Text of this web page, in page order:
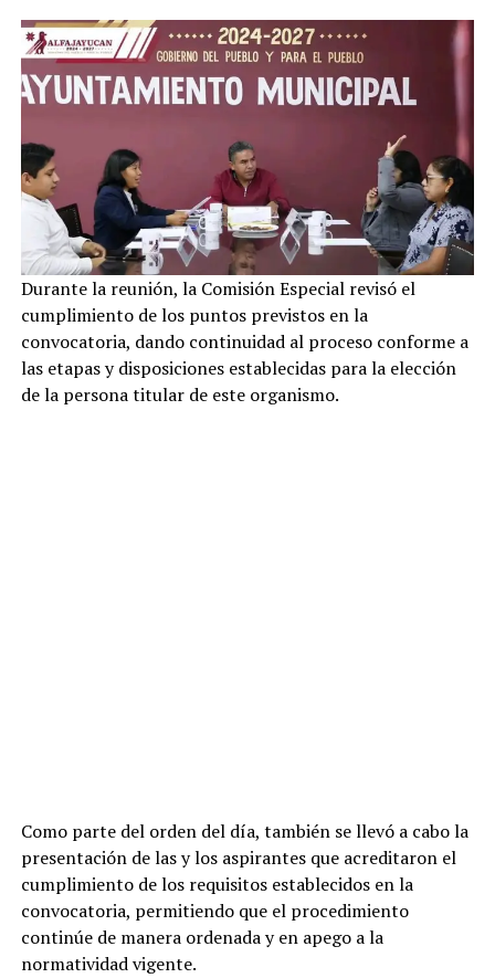
Durante la reunión, la Comisión Especial revisó el
cumplimiento de los puntos previstos en la
convocatoria, dando continuidad al proceso conforme a
las etapas y disposiciones establecidas para la elección
de la persona titular de este organismo.
Como parte del orden del día, también se llevó a cabo la
presentación de las y los aspirantes que acreditaron el
cumplimiento de los requisitos establecidos en la
convocatoria, permitiendo que el procedimiento
continúe de manera ordenada y en apego a la
normatividad vigente.